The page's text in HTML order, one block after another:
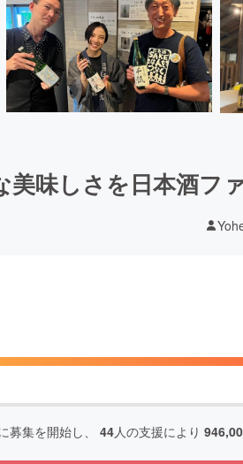
美味しさを日本酒フ
募集を開始し、 44人の支援により